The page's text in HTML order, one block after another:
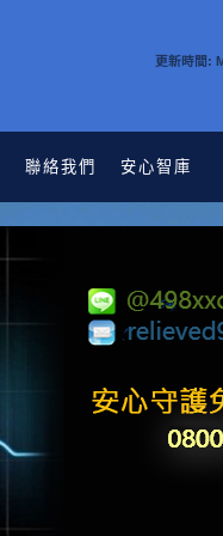
更新時間:
聯絡我們 安心智庫